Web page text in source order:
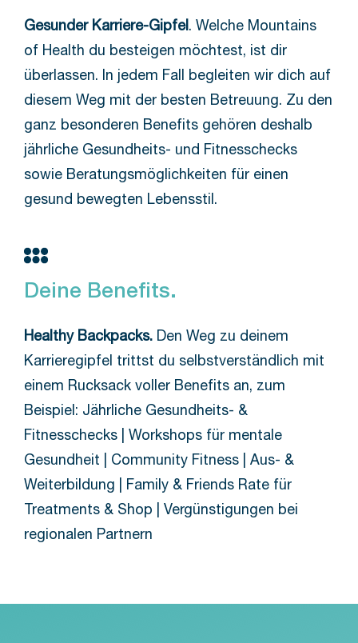
Gesunder Karriere-Gipfel . Welche Mountains
of Health du besteigen möchtest, ist dir
überlassen. In jedem Fall begleiten wir dich auf
diesem Weg mit der besten Betreuung. Zu den
ganz besonderen Benefits gehören deshalb
jährliche Gesundheits- und Fitnesschecks
sowie Beratungsmöglichkeiten für einen
gesund bewegten Lebensstil.
Deine Benefits.
Healthy Backpacks.Den Weg zu deinem
Karrieregipfel trittst du selbstverständlich mit
einem Rucksack voller Benefits an, zum
Beispiel: Jährliche Gesundheits- &
Fitnesschecks | Workshops für mentale
Gesundheit | Community Fitness | Aus- &
Weiterbildung | Family & Friends Rate für
Treatments & Shop | Vergünstigungen bei
regionalen Partnern